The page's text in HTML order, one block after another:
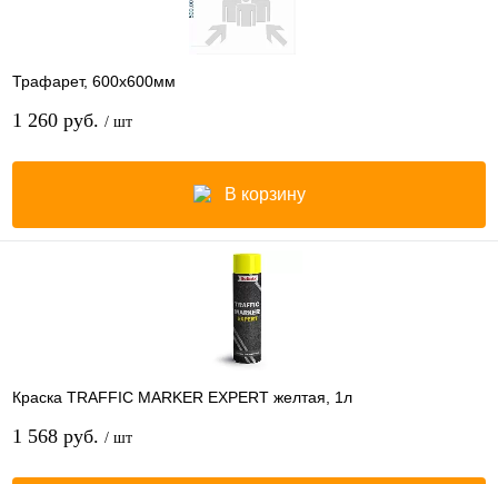
Трафарет, 600х600мм
1 260 руб. / шт
В корзину
Краска TRAFFIC MARKER EXPERT желтая, 1л
1 568 руб. / шт